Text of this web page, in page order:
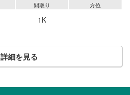
間取り
1K
方位
詳細を見る